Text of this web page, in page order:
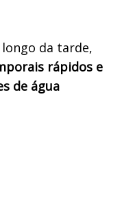
longo da tarde,
rápidos e
de água